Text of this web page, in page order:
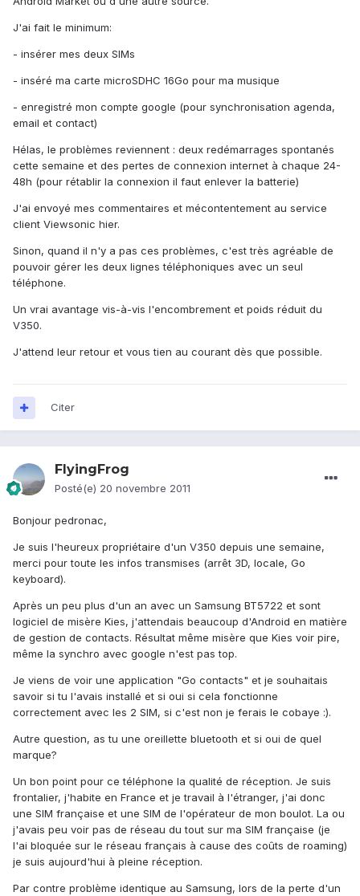
J'ai fait le minimum:
- insérer mes deux SIMs
- inséré ma carte microSDHC 16Go pour ma musique
- enregistré mon compte google (pour synchronisation agenda,
email et contact)
Hélas, le problèmes reviennent : deux redémarrages spontanés
cette semaine et des pertes de connexion internet à chaque 24-
48h (pour rétablir la connexion il faut enlever la batterie)
J'ai envoyé mes commentaires et mécontentement au service
client Viewsonic hier.
Sinon, quand il n'y a pas ces problèmes, c'est très agréable de
pouvoir gérer les deux lignes téléphoniques avec un seul
téléphone.
Un vrai avantage vis-à-vis l'encombrement et poids réduit du
V350.
J'attend leur retour et vous tien au courant dès que possible.
Citer
FlyingFrog
Posté(e) 20 novembre 2011
Bonjour pedronac,
Je suis l'heureux propriétaire d'un V350 depuis une semaine,
merci pour toute les infos transmises (arrêt 3D, locale, Go
keyboard).
Après un peu plus d'un an avec un Samsung BT5722 et sont
logiciel de misère Kies, j'attendais beaucoup d'Android en matière
de gestion de contacts. Résultat même misère que Kies voir pire,
même la synchro avec google n'est pas top.
Je viens de voir une application "Go contacts" et je souhaitais
savoir si tu l'avais installé et si oui si cela fonctionne
correctement avec les 2 SIM, si c'est non je ferais le cobaye :).
Autre question, as tu une oreillette bluetooth et si oui de quel
marque?
Un bon point pour ce téléphone la qualité de réception. Je suis
frontalier, j'habite en France et je travail à l'étranger, j'ai donc
une SIM française et une SIM de l'opérateur de mon boulot. La ou
j'avais peu voir pas de réseau du tout sur ma SIM française (je
l'ai bloquée sur le réseau français à cause des coûts de roaming)
je suis aujourd'hui à pleine réception.
Par contre problème identique au Samsung, lors de la perte d'un